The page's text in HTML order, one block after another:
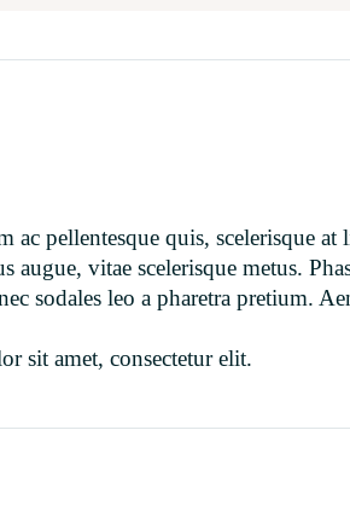
pellentesque quis, scelerisque at
vitae scelerisque metus.
sodales leo a pharetra pretium.
sit amet, consectetur elit.